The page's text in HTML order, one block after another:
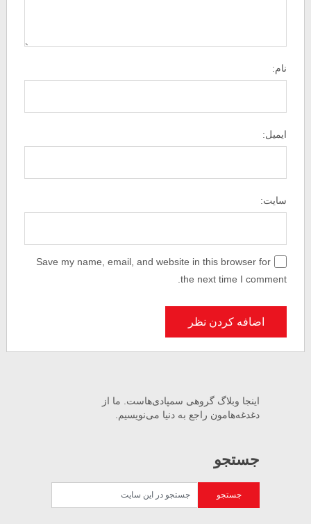
نام:
ایمیل:
سایت:
Save my name, email, and website in this browser for
the next time I comment.
اینجا وبلاگ گروهی سمپادی‌هاست. ما از
دغدغه‌هامون راجع به دنیا می‌نویسیم.
جستجو